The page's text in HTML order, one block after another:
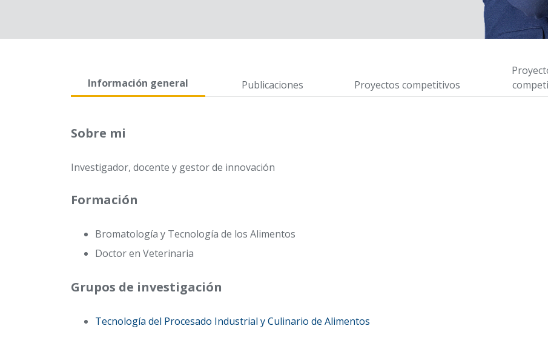
Información general Publicaciones Proyectos competitivos
Sobre mi
Investigador, docente y gestor de innovación
Formación
Bromatología y Tecnología de los Alimentos
Doctor en Veterinaria
Grupos de investigación
Tecnología del Procesado Industrial y Culinario de Alimentos